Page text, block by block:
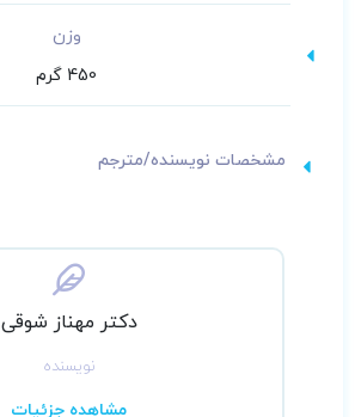
وزن
450 گرم
مشخصات نویسنده/مترجم
دکتر مهناز شوقی
نویسنده
مشاهده جزئیات